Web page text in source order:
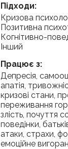
Підходи:
Кризова психологія, Арт-терапія,
Позитивна
Когнітивно-
Інший
Працює з:
депресія, самооцінка та самоцінність,
апатія,
кризові стани,
переживання
злість, почуття
поведінки,
атаки, страхи,
емоційне